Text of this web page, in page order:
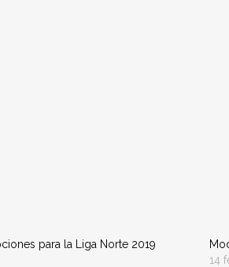
para la Liga Norte 2019
14